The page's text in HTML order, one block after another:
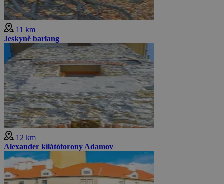
11 km
Jeskyně barlang
12 km
Alexander kilátótorony Adamov